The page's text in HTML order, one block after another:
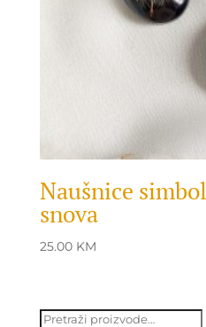
Naušnice
snova
25.00 KM
Pretraži: